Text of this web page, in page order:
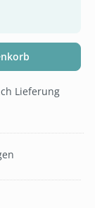
Lieferung